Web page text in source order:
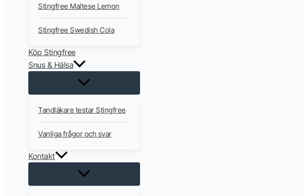
Stingfree Maltese Lemon
Stingfree Swedish Cola
Köp Stingfree
Snus & Hälsa
Tandläkare testar Stingfree
Vanliga frågor och svar
Kontakt